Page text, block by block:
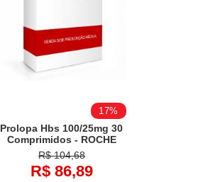
17%
Prolopa Hbs 100/25mg 30
Comprimidos - ROCHE
R$ 104,68
R$ 86,89